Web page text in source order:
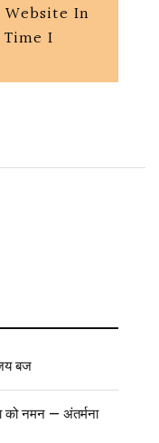
Website In
I
बज
को नमन — अंतर्मना